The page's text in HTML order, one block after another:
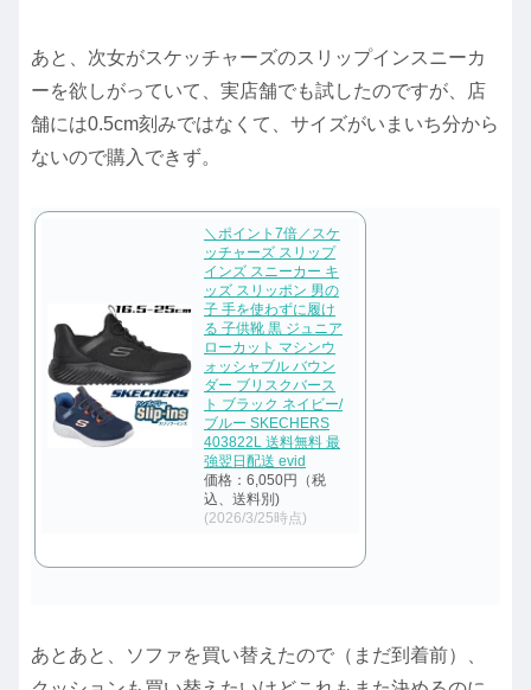
あと、次女がスケッチャーズのスリップインスニーカ
ーを欲しがっていて、実店舗でも試したのですが、店
舗には0.5cm刻みではなくて、サイズがいまいち分から
ないので購入できず。
＼ポイント7倍／スケ
ッチャーズ スリップ
インズ スニーカー キ
ッズ スリッポン 男の
子 手を使わずに履け
る 子供靴 黒 ジュニア
ローカット マシンウ
ォッシャブル バウン
ダー ブリスクバース
ト ブラック ネイビー/
ブルー SKECHERS
403822L 送料無料 最
強翌日配送 evid
価格：6,050円（税
込、送料別)
(2026/3/25時点)
あとあと、ソファを買い替えたので（まだ到着前）、